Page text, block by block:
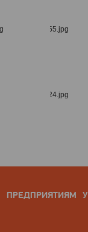
ПРЕДПРИЯТИЯМ